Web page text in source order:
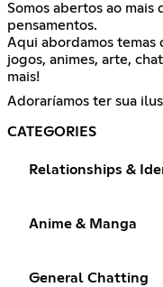
Somos abertos ao mais
pensamentos.
Aqui abordamos temas
jogos, animes, arte,
mais!
Adoraríamos ter sua
CATEGORIES
Relationships &
Anime & Manga
General Chatting